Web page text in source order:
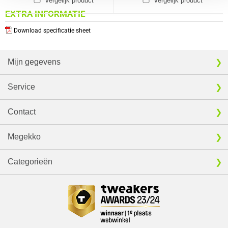
EXTRA INFORMATIE
Download specificatie sheet
Mijn gegevens
Service
Contact
Megekko
Categorieën